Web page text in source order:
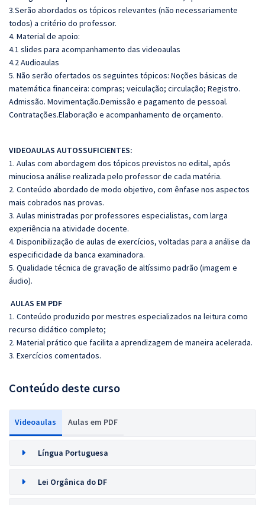
3.Serão abordados os tópicos relevantes (não necessariamente
todos) a critério do professor.
4. Material de apoio:
4.1 slides para acompanhamento das videoaulas
4.2 Audioaulas
5. Não serão ofertados os seguintes tópicos: Noções básicas de
matemática financeira: compras; veiculação; circulação; Registro.
Admissão. Movimentação.Demissão e pagamento de pessoal.
Contratações.Elaboração e acompanhamento de orçamento.
VIDEOAULAS AUTOSSUFICIENTES:
1. Aulas com abordagem dos tópicos previstos no edital, após
minuciosa análise realizada pelo professor de cada matéria.
2. Conteúdo abordado de modo objetivo, com ênfase nos aspectos
mais cobrados nas provas.
3. Aulas ministradas por professores especialistas, com larga
experiência na atividade docente.
4. Disponibilização de aulas de exercícios, voltadas para a análise da
especificidade da banca examinadora.
5. Qualidade técnica de gravação de altíssimo padrão (imagem e
áudio).
AULAS EM PDF
1. Conteúdo produzido por mestres especializados na leitura como
recurso didático completo;
2. Material prático que facilita a aprendizagem de maneira acelerada.
3. Exercícios comentados.
Conteúdo deste curso
Videoaulas Aulas em PDF
Língua Portuguesa
Lei Orgânica do DF